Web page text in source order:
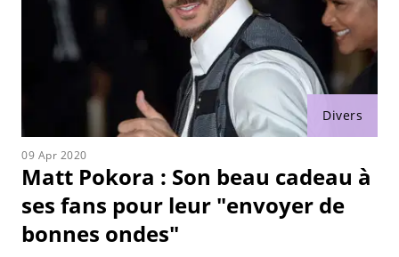
Divers
09 Apr 2020
Matt Pokora : Son beau cadeau à
ses fans pour leur "envoyer de
bonnes ondes"